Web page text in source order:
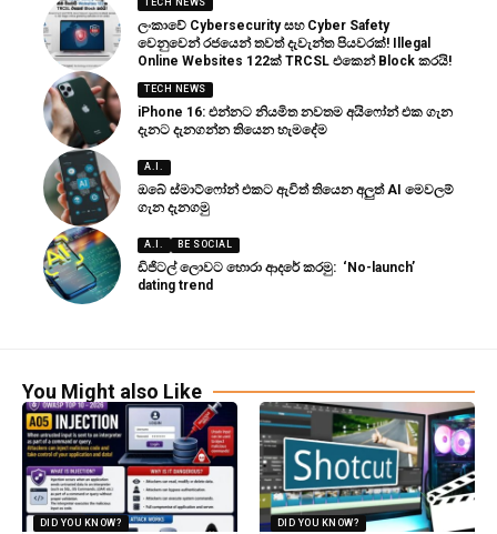
TECH NEWS
ලංකාවේ Cybersecurity සහ Cyber Safety
වෙනුවෙන් රජයෙන් තවත් දැවැන්ත පියවරක්! Illegal
Online Websites 122ක් TRCSL එකෙන් Block කරයි!
TECH NEWS
iPhone 16: එන්නට නියමිත නවතම අයිෆෝන් එක ගැන
දැනට දැනගන්න තියෙන හැමදේම
A.I.
ඔබේ ස්මාට්ෆෝන් එකට ඇවිත් තියෙන අලුත් AI මෙවලම්
ගැන දැනගමු
A.I. BE SOCIAL
ඩිජිටල් ලොවට හොරා ආදරේ කරමු: ‘No-launch’
dating trend
You Might also Like
DID YOU KNOW? DID YOU KNOW?